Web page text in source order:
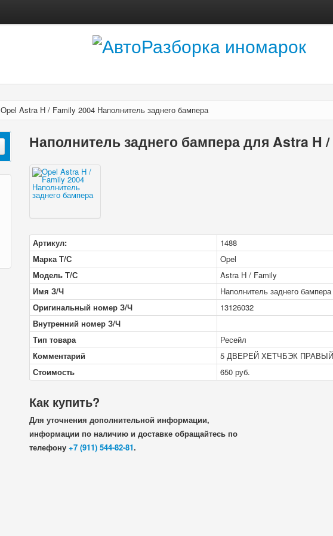
Opel Astra H / Family 2004 Наполнитель заднего бампера
Наполнитель заднего бампера для Astra H
Артикул:
1488
Марка Т/С
Opel
Модель Т/С
Astra H / Family
Имя З/Ч
Наполнитель заднего бампера
Оригинальный номер З/Ч
13126032
Внутренний номер З/Ч
Тип товара
Ресейл
Комментарий
5 ДВЕРЕЙ ХЕТЧБЭК ПРАВЫЙ
Стоимость
650 руб.
Как купить?
Для уточнения дополнительной информации,
информации по наличию и доставке обращайтесь по
телефону +7 (911) 544-82-81.